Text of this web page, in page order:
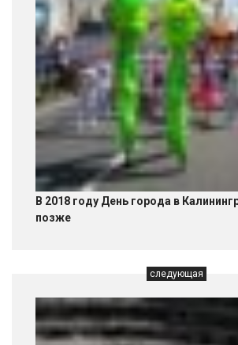
В 2018 году День города в
позже
следующая